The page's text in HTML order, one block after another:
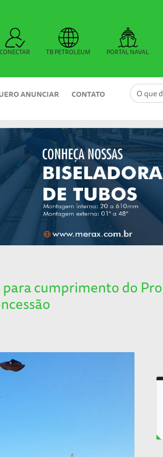
CONECTAR TB PETROLEUM PORTAL NAVAL
ANUNCIAR CONTATO
cumprimento do